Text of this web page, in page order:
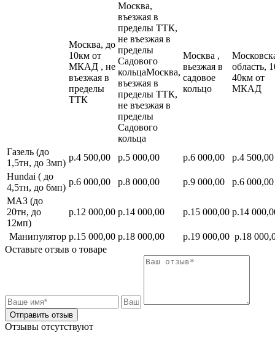
Москва, до
10км от
МКАД , не
въезжая в
пределы
ТТК
Москва,
въезжая в
пределы ТТК,
не въезжая в
пределы
Садового
кольцаМосква,
въезжая в
пределы ТТК,
не въезжая в
пределы
Садового
кольца
Москва ,
вьезжая в
садовое
кольцо
область,
40км от
МКАД
Газель (до
1,5тн, до 3мп)
р.4 500,00 р.5 000,00 р.6 000,00
р.4 500,00
Hundai ( до
4,5тн, до 6мп)
р.6 000,00 р.8 000,00 р.9 000,00
р.6 000,00
МАЗ (до
20тн, до
12мп)
р.12 000,00 р.14 000,00 р.15 000,00 р.14
Манипулятор р.15 000,00 р.18 000,00 р.19 000,00 р.18
Оставьте отзыв о товаре
Отправить отзыв
Отзывы отсутствуют